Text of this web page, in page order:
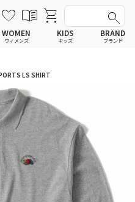
スウェットパーカー
ワンピース
セットアップ
ルームウェア
アンダーウェアWOMEN
ソックス
スウェットパーカー
セットアップ
ルームウェア
帽子
バッグ
レイングッズ
WOMEN
ウィメンズ
スウェットパーカー
ワンピース
セットアップ
ルームウェア
帽子
バッグ
KIDS
キッズ
スウェットパーカー
ワンピース
セットアップ
ルームウェア
帽子
バッグ
BRAND
ブランド
LS SHIRT